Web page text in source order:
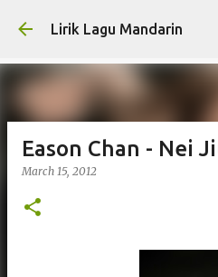
Skip to main
Lirik Lagu Mandarin
Eason Chan - Nei
March 15, 2012